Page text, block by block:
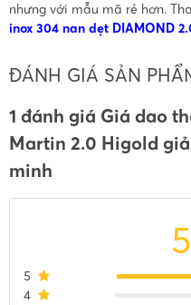
nhưng với mẫu mã rẻ hơn.
inox 304 nan dẹt DIAMOND
ĐÁNH GIÁ SẢN
1 đánh giá Giá dao
Martin 2.0 Higold
minh
5
5
4